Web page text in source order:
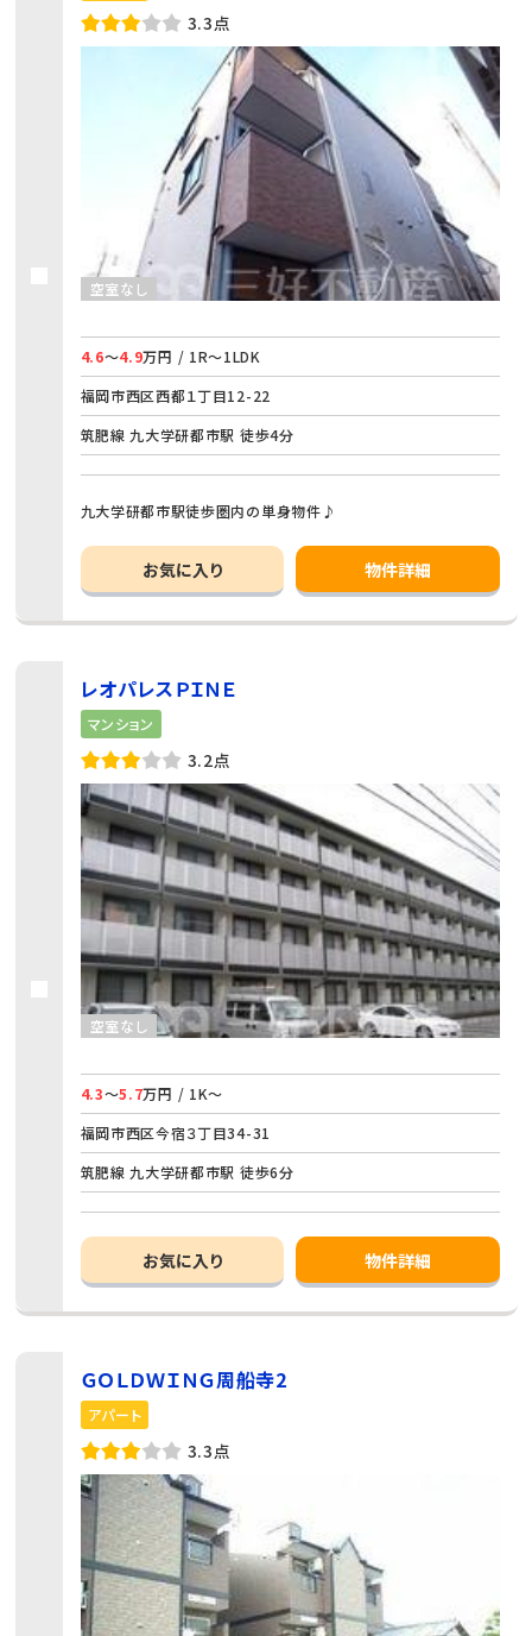
3.3点
空室なし
4.6～4.9万円 / 1R～1LDK
福岡市西区西都１丁目12-22
筑肥線 九大学研都市駅 徒歩4分
九大学研都市駅徒歩圏内の単身物件♪
お気に入り 物件詳細
レオパレスＰＩＮＥ
マンション
3.2点
空室なし
4.3～5.7万円 / 1K～
福岡市西区今宿３丁目34-31
筑肥線 九大学研都市駅 徒歩6分
お気に入り 物件詳細
ＧＯＬＤＷＩＮＧ周船寺2
アパート
3.3点